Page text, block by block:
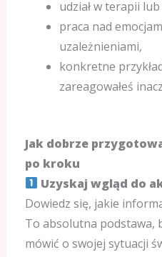
udział w terapii
praca nad
uzależnieniami,
konkretne
zareagowałeś
Jak dobrze
po kroku
Uzyskaj wgląd do
Dowiedz się, jakie
To absolutna podstawa,
mówić o swojej sytuacji